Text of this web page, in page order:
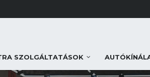
SZOLGÁLTATÁSOK